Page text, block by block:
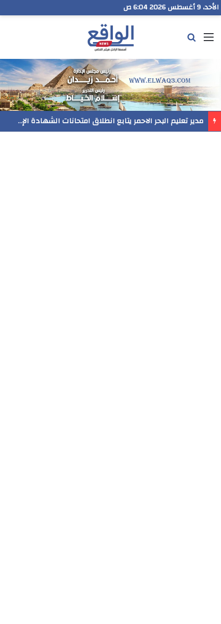
الأحد، 9 أغسطس 2026 6:04 ص
القائمة
رسميا..فيلم المنير ينافس في مهرجان Follow Your Heart بنيويورك